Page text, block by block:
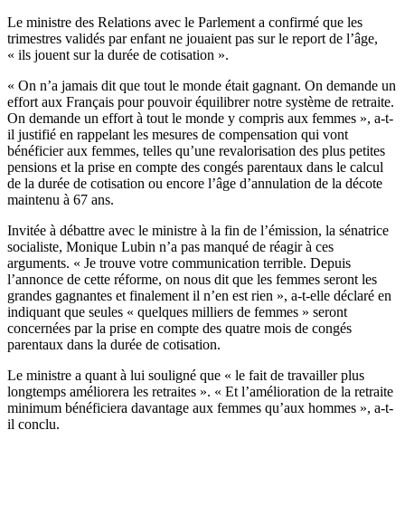
Le ministre des Relations avec le Parlement a confirmé que les
trimestres validés par enfant ne jouaient pas sur le report de l’âge,
« ils jouent sur la durée de cotisation ».
« On n’a jamais dit que tout le monde était gagnant. On demande un
effort aux Français pour pouvoir équilibrer notre système de retraite.
On demande un effort à tout le monde y compris aux femmes », a-t-
il justifié en rappelant les mesures de compensation qui vont
bénéficier aux femmes, telles qu’une revalorisation des plus petites
pensions et la prise en compte des congés parentaux dans le calcul
de la durée de cotisation ou encore l’âge d’annulation de la décote
maintenu à 67 ans.
Invitée à débattre avec le ministre à la fin de l’émission, la sénatrice
socialiste, Monique Lubin n’a pas manqué de réagir à ces
arguments. « Je trouve votre communication terrible. Depuis
l’annonce de cette réforme, on nous dit que les femmes seront les
grandes gagnantes et finalement il n’en est rien », a-t-elle déclaré en
indiquant que seules « quelques milliers de femmes » seront
concernées par la prise en compte des quatre mois de congés
parentaux dans la durée de cotisation.
Le ministre a quant à lui souligné que « le fait de travailler plus
longtemps améliorera les retraites ». « Et l’amélioration de la retraite
minimum bénéficiera davantage aux femmes qu’aux hommes », a-t-
il conclu.